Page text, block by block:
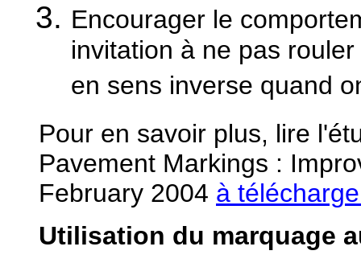
Encourager le
invitation à ne pas
en sens inverse quand
Pour en savoir plus, lire
Pavement Markings :
February 2004 à
Utilisation du marquage